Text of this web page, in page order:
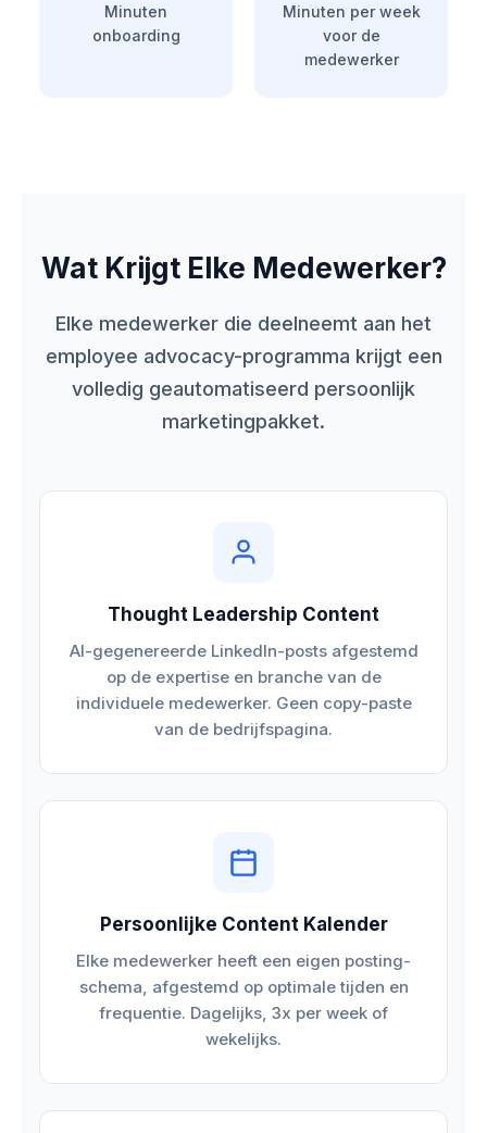
Minuten
onboarding
Minuten per week
voor de
medewerker
Wat Krijgt Elke Medewerker?
Elke medewerker die deelneemt aan het
employee advocacy-programma krijgt een
volledig geautomatiseerd persoonlijk
marketingpakket.
Thought Leadership Content
AI-gegenereerde LinkedIn-posts afgestemd
op de expertise en branche van de
individuele medewerker. Geen copy-paste
van de bedrijfspagina.
Persoonlijke Content Kalender
Elke medewerker heeft een eigen posting-
schema, afgestemd op optimale tijden en
frequentie. Dagelijks, 3x per week of
wekelijks.